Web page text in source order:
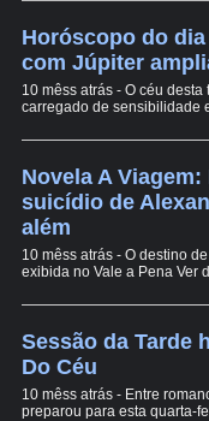
Horóscopo do dia
com Júpiter
10 mêss atrás - O céu
carregado de sensibilidade
Novela A
suicídio de
além
10 mêss atrás - O destino
exibida no Vale a Pena Ver
Sessão da Tarde
Do Céu
10 mêss atrás - Entre
preparou para esta quarta-